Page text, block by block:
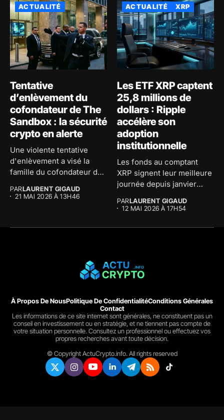
ACTUALITÉ
Tentative
d’enlèvement du
cofondateur de The
Sandbox : la sécurité
crypto en alerte
Une violente tentative
d'enlèvement a visé la
famille du cofondateur de
PARLAURENT GIGAUD
21 MAI 2026 À 13H46
ACTUALITÉ XRP
Les ETF XRP captent
25,8 millions de
dollars : Ripple
accélère son
adoption
institutionnelle
Les fonds au comptant
XRP signent leur meilleure
journée depuis janvier
PARLAURENT GIGAUD
12 MAI 2026 À 17H54
À Propos De NousPolitique De ConfidentialitéConditions Générales
Contact
Les informations de ce site internet sont générales, ne constituent pas un
conseil en investissement ou en stratégie, et ne tiennent pas compte de
votre situation personnelle. Consultez un professionnel ou effectuez vos
propres recherches avant toute décision.
© Copyright ActuCrypto.info. All rights reserved